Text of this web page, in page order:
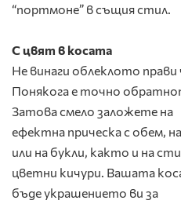
“портмоне” в същия стил.
С цвят в косата
Не винаги облеклото прави
Понякога е точно
Затова смело заложете на
ефектна прическа с обем,
или на букли, както и на
цветни кичури. Вашата
бъде украшението ви за